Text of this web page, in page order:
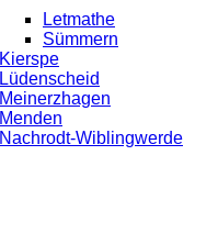
Letmathe
Sümmern
Kierspe
Lüdenscheid
Meinerzhagen
Menden
Nachrodt-Wiblingwerde